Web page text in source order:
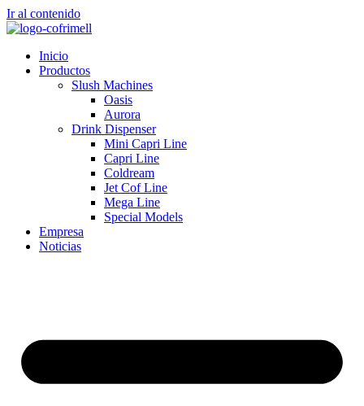
Ir al contenido
Inicio
Productos
Slush Machines
Oasis
Aurora
Drink Dispenser
Mini Capri Line
Capri Line
Coldream
Jet Cof Line
Mega Line
Special Models
Empresa
Noticias